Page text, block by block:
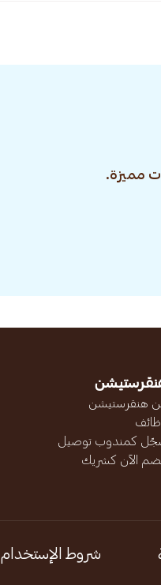
مميزة.
هنقرستيشن
كمندوب توصيل
الآن كشريك
شروط الإستخدام